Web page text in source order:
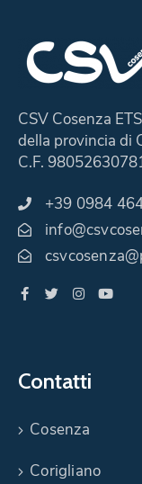
CSV Cosenza
della provincia di
C.F.
+39 0984
Contatti
Cosenza
Corigliano